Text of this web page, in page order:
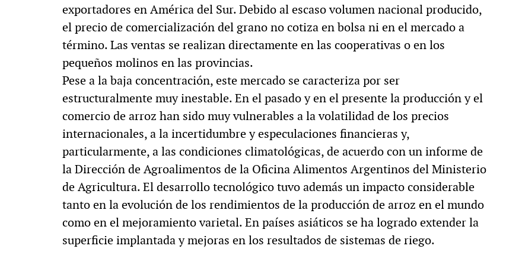
exportadores en América del Sur. Debido al escaso volumen nacional producido,
el precio de comercialización del grano no cotiza en bolsa ni en el mercado a
término. Las ventas se realizan directamente en las cooperativas o en los
pequeños molinos en las provincias.
Pese a la baja concentración, este mercado se caracteriza por ser
estructuralmente muy inestable. En el pasado y en el presente la producción y el
comercio de arroz han sido muy vulnerables a la volatilidad de los precios
internacionales, a la incertidumbre y especulaciones financieras y,
particularmente, a las condiciones climatológicas, de acuerdo con un informe de
la Dirección de Agroalimentos de la Oficina Alimentos Argentinos del Ministerio
de Agricultura. El desarrollo tecnológico tuvo además un impacto considerable
tanto en la evolución de los rendimientos de la producción de arroz en el mundo
como en el mejoramiento varietal. En países asiáticos se ha logrado extender la
superficie implantada y mejoras en los resultados de sistemas de riego.